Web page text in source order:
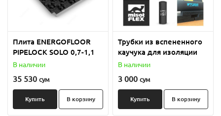
Плита ENERGOFLOOR
PIPELOCK SOLO 0,7-1,1
В наличии
35 530 сум
Купить В корзину
Трубки из вспененного
каучука для изоляции
В наличии
3 000 сум
Купить В корзину